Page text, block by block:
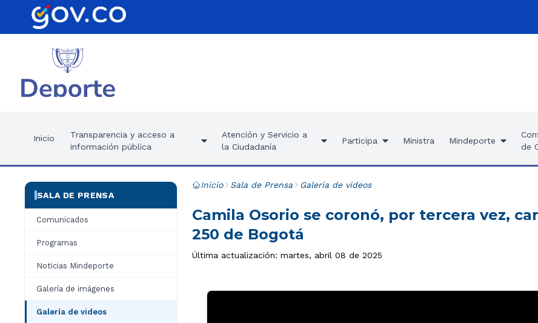
Inicio
Transparencia y acceso a
información pública
Atención y Servicio a
la Ciudadanía
Participa Ministra Mindeporte
de
SALA DE PRENSA
Comunicados
Programas
Noticias Mindeporte
Galería de imágenes
Galería de videos
Inicio Sala de Prensa Galería de videos
Camila Osorio se coronó, por tercera vez,
250 de Bogotá
Última actualización: martes, abril 08 de 2025